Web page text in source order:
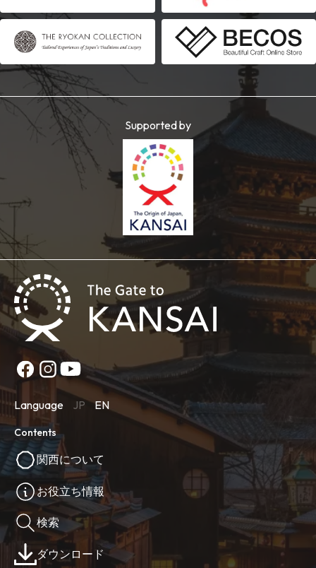
Supported by
Language JP EN
Contents
関西について
お役立ち情報
検索
ダウンロード